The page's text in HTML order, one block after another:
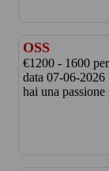
OSS
€1200 - 1600
data 07-06-2026
hai una